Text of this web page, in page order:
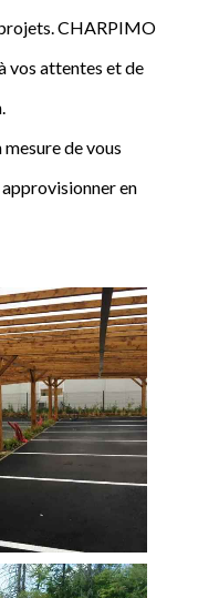
CHARPIMO
vos attentes et de
de vous
en